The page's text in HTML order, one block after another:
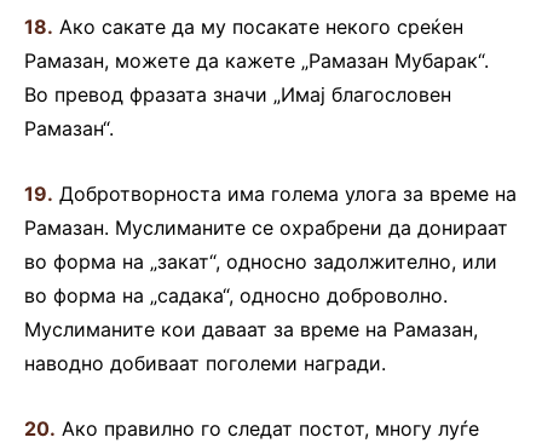
18. Ако сакате да му посакате некого среќен
Рамазан, можете да кажете „Рамазан Мубарак“.
Во превод фразата значи „Имај благословен
Рамазан“.
19. Добротворноста има голема улога за време на
Рамазан. Муслиманите се охрабрени да донираат
во форма на „закат“, односно задолжително, или
во форма на „садака“, односно доброволно.
Муслиманите кои даваат за време на Рамазан,
наводно добиваат поголеми награди.
20. Ако правилно го следат постот, многу луѓе